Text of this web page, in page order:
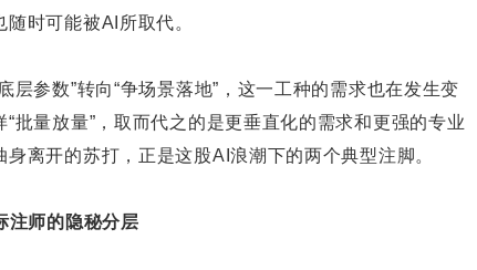
时可能被AI所取代。
层参数”转向“争场景落地”，这一工种的需求也在发生变
批量放量”，取而代之的是更垂直化的需求和更强的专业
离开的苏打，正是这股AI浪潮下的两个典型注脚。
注师的隐秘分层